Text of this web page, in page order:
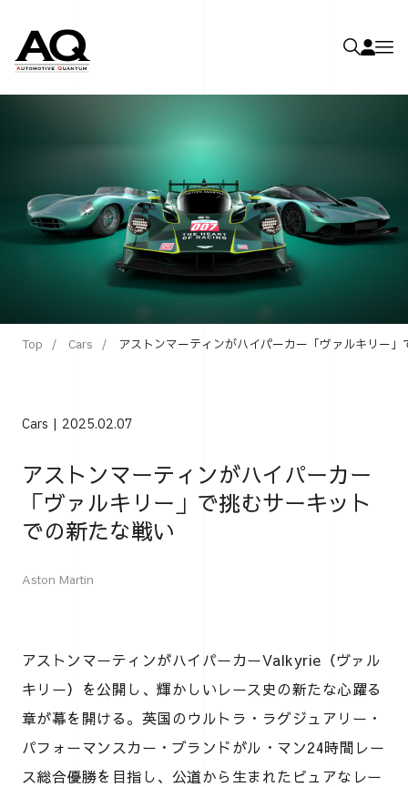
Top Cars アストンマーティンがハイパーカー「ヴァルキリー
Cars 2025.02.07
アストンマーティンがハイパーカー
「ヴァルキリー」で挑むサーキット
での新たな戦い
Aston Martin
アストンマーティンがハイパーカーValkyrie（ヴァル
キリー）を公開し、輝かしいレース史の新たな心躍る
章が幕を開ける。英国のウルトラ・ラグジュアリー・
パフォーマンスカー・ブランドがル・マン24時間レー
ス総合優勝を目指し、公道から生まれたピュアなレー